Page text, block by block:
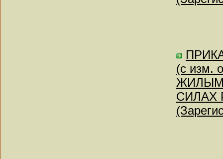
(с изм.
СИЛАХ